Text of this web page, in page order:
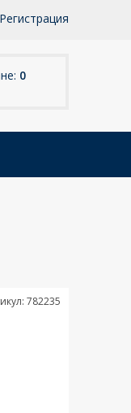
Регистрация
0
782235